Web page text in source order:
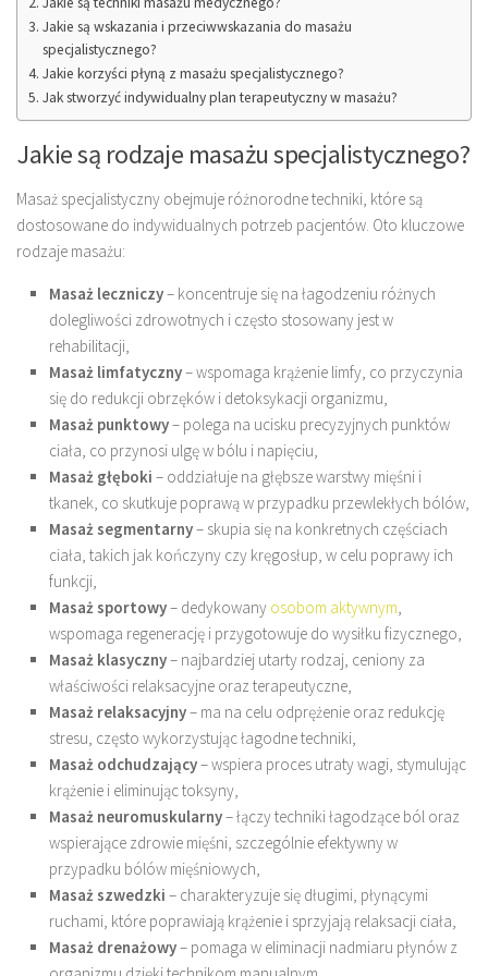
Jakie są wskazania i przeciwwskazania do masażu
specjalistycznego?
Jakie korzyści płyną z masażu specjalistycznego?
Jak stworzyć indywidualny plan terapeutyczny w masażu?
Jakie są rodzaje masażu specjalistycznego?
Masaż specjalistyczny obejmuje różnorodne techniki, które są
dostosowane do indywidualnych potrzeb pacjentów. Oto kluczowe
rodzaje masażu:
Masaż leczniczy– koncentruje się na łagodzeniu różnych
dolegliwości zdrowotnych i często stosowany jest w
rehabilitacji,
Masaż limfatyczny– wspomaga krążenie limfy, co przyczynia
się do redukcji obrzęków i detoksykacji organizmu,
Masaż punktowy– polega na ucisku precyzyjnych punktów
ciała, co przynosi ulgę w bólu i napięciu,
Masaż głęboki – oddziałuje na głębsze warstwy mięśni i
tkanek, co skutkuje poprawą w przypadku przewlekłych bólów,
Masaż segmentarny– skupia się na konkretnych częściach
ciała, takich jak kończyny czy kręgosłup, w celu poprawy ich
funkcji,
Masaż sportowy– dedykowany osobom aktywnym,
wspomaga regenerację i przygotowuje do wysiłku fizycznego,
Masaż klasyczny– najbardziej utarty rodzaj, ceniony za
właściwości relaksacyjne oraz terapeutyczne,
Masaż relaksacyjny– ma na celu odprężenie oraz redukcję
stresu, często wykorzystując łagodne techniki,
Masaż odchudzający– wspiera proces utraty wagi, stymulując
krążenie i eliminując toksyny,
Masaż neuromuskularny– łączy techniki łagodzące ból oraz
wspierające zdrowie mięśni, szczególnie efektywny w
przypadku bólów mięśniowych,
Masaż szwedzki – charakteryzuje się długimi, płynącymi
ruchami, które poprawiają krążenie i sprzyjają relaksacji ciała,
Masaż drenażowy– pomaga w eliminacji nadmiaru płynów z